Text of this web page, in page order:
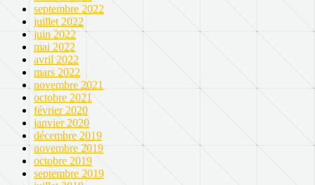
septembre 2022
juillet 2022
juin 2022
mai 2022
avril 2022
mars 2022
novembre 2021
octobre 2021
février 2020
janvier 2020
décembre 2019
novembre 2019
octobre 2019
septembre 2019